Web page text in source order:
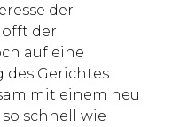
der
der
auf eine
Gerichtes:
mit einem neu
schnell wie